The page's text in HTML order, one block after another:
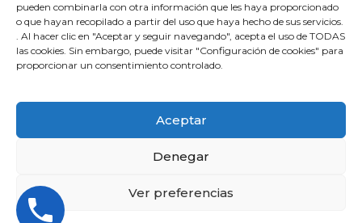
pueden combinarla con otra información que les haya proporcionado
o que hayan recopilado a partir del uso que haya hecho de sus servicios.
. Al hacer clic en "Aceptar y seguir navegando", acepta el uso de TODAS
las cookies. Sin embargo, puede visitar "Configuración de cookies" para
proporcionar un consentimiento controlado.
Aceptar
Denegar
Ver preferencias
© 2026 Instalación Puertas Garaje Valencia |
Reparación | All Rights Reserved